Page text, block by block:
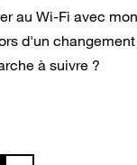
au Wi-Fi avec
d'un
à suivre ?